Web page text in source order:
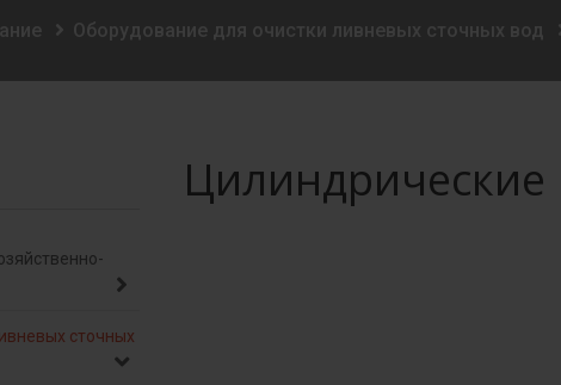
Оборудование для очистки ливневых сточных вод
сточных
Цилиндрические